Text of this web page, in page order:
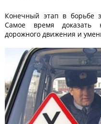
Конечный этап в борьбе
Самое время доказать
дорожного движения и